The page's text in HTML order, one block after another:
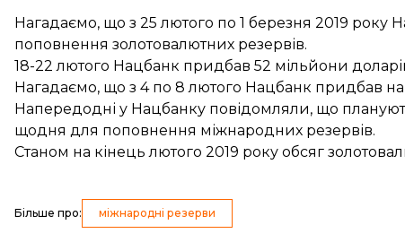
Нагадаємо, що з 25 лютого по 1 березня 2019 року
поповнення золотовалютних резервів.
18-22 лютого Нацбанк придбав 52 мільйони
Нагадаємо, що з 4 по 8 лютого Нацбанк придбав
Напередодні у Нацбанку повідомляли, що
щодня для поповнення міжнародних резервів.
Станом на кінець лютого 2019 року обсяг
Більше про: міжнародні резерви